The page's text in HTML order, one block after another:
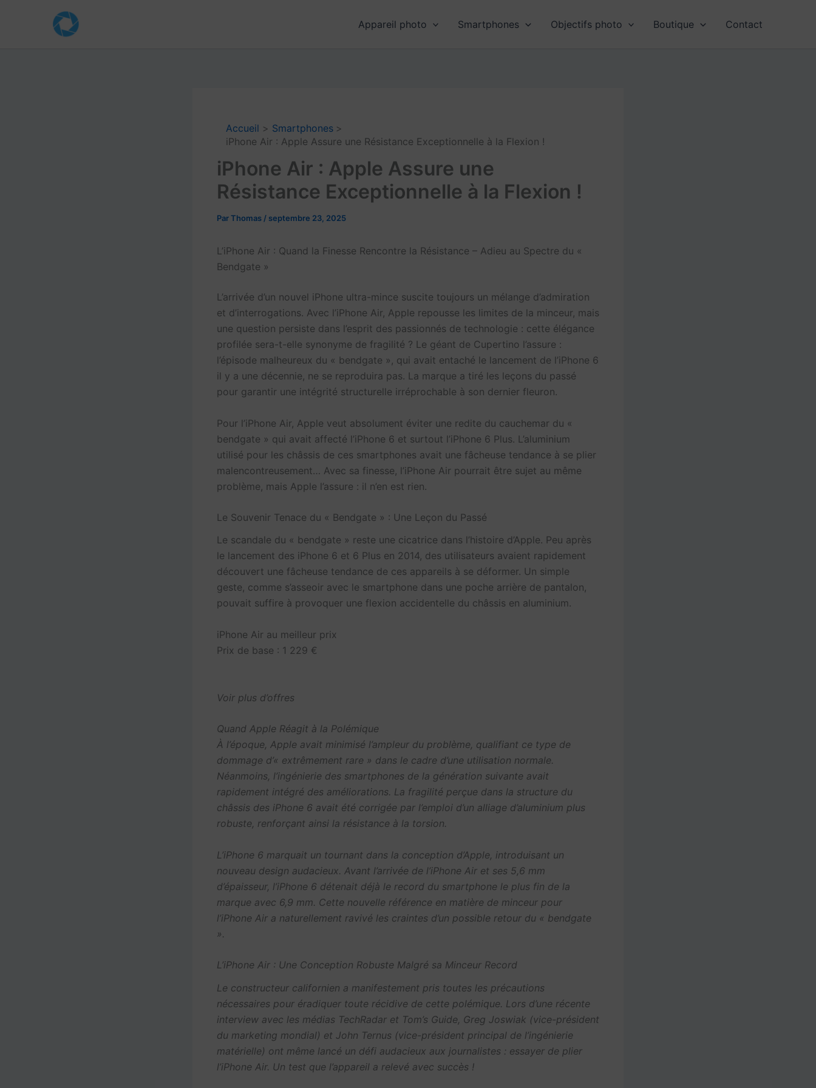
Appareil photo Smartphones Objectifs photo Boutique Contact
Accueil
Smartphones
iPhone Air : Apple Assure une Résistance Exceptionnelle à la Flexion !
iPhone Air : Apple Assure une
Résistance Exceptionnelle à la Flexion !
ParThomas / septembre 23, 2025
L’iPhone Air : Quand la Finesse Rencontre la Résistance – Adieu au Spectre du «
Bendgate »
L’arrivée d’un nouvel iPhone ultra-mince suscite toujours un mélange d’admiration
et d’interrogations. Avec l’iPhone Air, Apple repousse les limites de la minceur, mais
une question persiste dans l’esprit des passionnés de technologie : cette élégance
profilée sera-t-elle synonyme de fragilité ? Le géant de Cupertino l’assure :
l’épisode malheureux du « bendgate », qui avait entaché le lancement de l’iPhone 6
il y a une décennie, ne se reproduira pas. La marque a tiré les leçons du passé
pour garantir une intégrité structurelle irréprochable à son dernier fleuron.
Pour l’iPhone Air, Apple veut absolument éviter une redite du cauchemar du «
bendgate » qui avait affecté l’iPhone 6 et surtout l’iPhone 6 Plus. L’aluminium
utilisé pour les châssis de ces smartphones avait une fâcheuse tendance à se plier
malencontreusement… Avec sa finesse, l’iPhone Air pourrait être sujet au même
problème, mais Apple l’assure : il n’en est rien.
Le Souvenir Tenace du « Bendgate » : Une Leçon du Passé
Le scandale du « bendgate » reste une cicatrice dans l’histoire d’Apple. Peu après
le lancement des iPhone 6 et 6 Plus en 2014, des utilisateurs avaient rapidement
découvert une fâcheuse tendance de ces appareils à se déformer. Un simple
geste, comme s’asseoir avec le smartphone dans une poche arrière de pantalon,
pouvait suffire à provoquer une flexion accidentelle du châssis en aluminium.
iPhone Air au meilleur prix
Prix de base : 1 229 €
Voir plus d’offres
Quand Apple Réagit à la Polémique
À l’époque, Apple avait minimisé l’ampleur du problème, qualifiant ce type de
dommage d’« extrêmement rare » dans le cadre d’une utilisation normale.
Néanmoins, l’ingénierie des smartphones de la génération suivante avait
rapidement intégré des améliorations. La fragilité perçue dans la structure du
châssis des iPhone 6 avait été corrigée par l’emploi d’un alliage d’aluminium plus
robuste, renforçant ainsi la résistance à la torsion.
L’iPhone 6 marquait un tournant dans la conception d’Apple, introduisant un
nouveau design audacieux. Avant l’arrivée de l’iPhone Air et ses 5,6 mm
d’épaisseur, l’iPhone 6 détenait déjà le record du smartphone le plus fin de la
marque avec 6,9 mm. Cette nouvelle référence en matière de minceur pour
l’iPhone Air a naturellement ravivé les craintes d’un possible retour du « bendgate
».
L’iPhone Air : Une Conception Robuste Malgré sa Minceur Record
Le constructeur californien a manifestement pris toutes les précautions
nécessaires pour éradiquer toute récidive de cette polémique. Lors d’une récente
interview avec les médias TechRadar et Tom’s Guide , Greg Joswiak (vice-président
du marketing mondial) et John Ternus (vice-président principal de l’ingénierie
matérielle) ont même lancé un défi audacieux aux journalistes : essayer de plier
l’iPhone Air. Un test que l’appareil a relevé avec succès !